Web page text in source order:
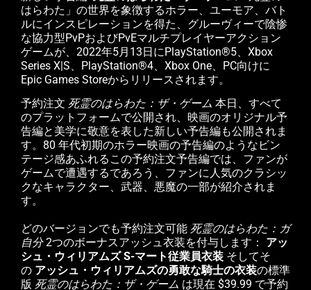
はらわた」の世界を象徴するホラー、ユーモア、バト
ルにインスピレーションを得た、グルーヴィーで陰惨
な協力型PvPおよびPvEマルチプレイヤーアクション
ゲームが、2022年5月13日にPlayStation®5、Xbox
Series X|S、PlayStation®4、Xbox One、PC向けに
Epic Games Storeからリリースされます。
予約注文 死霊のはらわた：ザ・ゲーム 本日、すべて
のプラットフォームで公開され、映画のオリジナル予
告編と美学に敬意を表した新しい予告編も公開されま
す。80 年代初期のホラー映画の予告編のようなビン
テージ感あふれるこの予約注文予告編では、ファンが
ゲームで遭遇するであろう、ファンに人気のクラシッ
クなキャラクター、武器、悪魔の一部が紹介されま
す。
どのバージョンでも予約注文可能 死霊のはらわた：ガ
自分2つのボーナスアッシュ衣装を付与します： アッ
シュ・ウィリアムズ S-マート従業員衣装 そしてそ
の アッシュ・ウィリアムズの勇敢な騎士の衣装の標準
版 死霊のはらわた：ザ・ゲーム は現在 $39.99 で予約